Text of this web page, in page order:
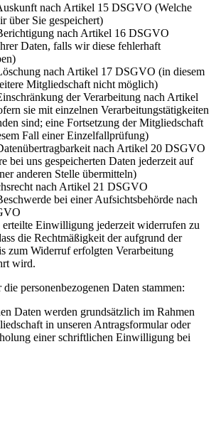
nach Artikel 15 DSGVO (Welche
über Sie gespeichert)
nach Artikel 16 DSGVO
Daten, falls wir diese fehlerhaft
nach Artikel 17 DSGVO (in diesem
Mitgliedschaft nicht möglich)
der Verarbeitung nach Artikel
sie mit einzelnen Verarbeitungstätigkeiten
sind; eine Fortsetzung der Mitgliedschaft
Fall einer Einzelfallprüfung)
nach Artikel 20 DSGVO
bei uns gespeicherten Daten jederzeit auf
anderen Stelle übermitteln)
nach Artikel 21 DSGVO
bei einer Aufsichtsbehörde nach
erteilte Einwilligung jederzeit widerrufen zu
die Rechtmäßigkeit der aufgrund der
zum Widerruf erfolgten Verarbeitung
wird.
personenbezogenen Daten stammen:
Daten werden grundsätzlich im Rahmen
in unseren Antragsformular oder
einer schriftlichen Einwilligung bei